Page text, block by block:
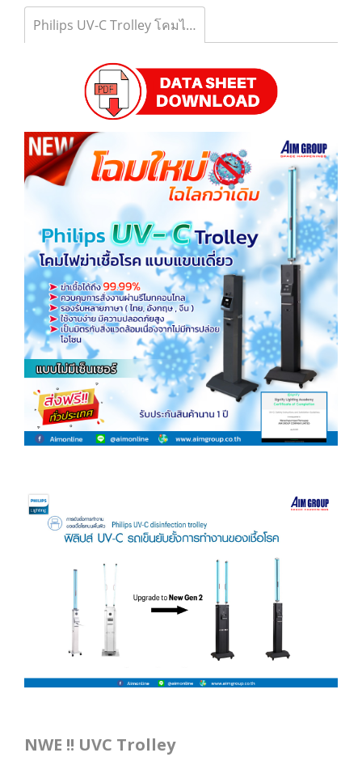
Philips UV-C Trolley โคมไฟฆ่าเชื้อโรค แบบแขนเดี่ยว (ไม่มีเซ็นเซอร์)
NWE !! UVC Trolley